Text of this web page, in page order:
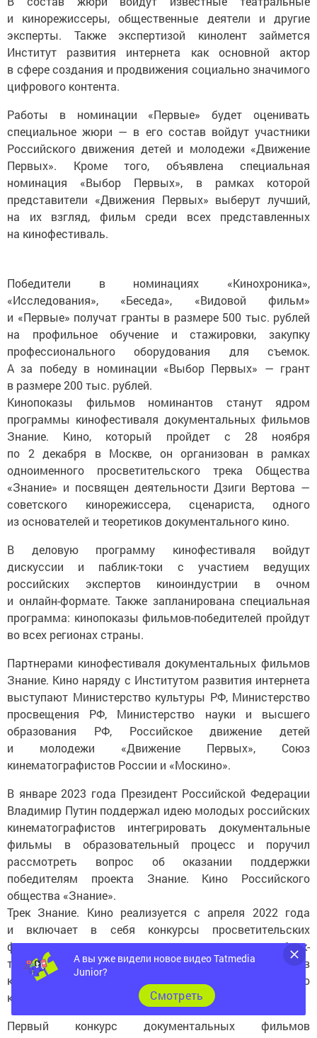
и кинорежиссеры, общественные деятели и другие
эксперты. Также экспертизой кинолент займется
Институт развития интернета как основной актор
в сфере создания и продвижения социально значимого
цифрового контента.
специальное жюри — в его состав войдут участники
Российского движения детей и молодежи «Движение
Первых». Кроме того, объявлена специальная
номинация «Выбор Первых», в рамках которой
представители «Движения Первых» выберут лучший,
на их взгляд, фильм среди всех представленных
на кинофестиваль.
«Исследования», «Беседа», «Видовой фильм»
и «Первые» получат гранты в размере 500 тыс. рублей
на профильное обучение и стажировки, закупку
профессионального оборудования для съемок.
А за победу в номинации «Выбор Первых» — грант
в размере 200 тыс. рублей.
Кинопоказы фильмов номинантов станут ядром
программы кинофестиваля документальных фильмов
Знание. Кино, который пройдет с 28 ноября
по 2 декабря в Москве, он организован в рамках
одноименного просветительского трека Общества
«Знание» и посвящен деятельности Дзиги Вертова —
советского кинорежиссера, сценариста, одного
из основателей и теоретиков документального кино.
дискуссии и паблик-токи с участием ведущих
российских экспертов киноиндустрии в очном
и онлайн-формате. Также запланирована специальная
программа: кинопоказы фильмов-победителей пройдут
во всех регионах страны.
Знание. Кино наряду с Институтом развития интернета
выступают Министерство культуры РФ, Министерство
просвещения РФ, Министерство науки и высшего
образования РФ, Российское движение детей
и молодежи «Движение Первых», Союз
кинематографистов России и «Москино».
Владимир Путин поддержал идею молодых российских
кинематографистов интегрировать документальные
фильмы в образовательный процесс и поручил
рассмотреть вопрос об оказании поддержки
победителям проекта Знание. Кино Российского
общества «Знание».
Трек Знание. Кино реализуется с апреля 2022 года
и включает в себя конкурсы просветительских
фильмов, кинопоказы и премьеры, дискуссии и паблик-
токи с участием ведущих российских экспертов
киноиндустрии, презентации школ документального
кино и создание киноклубов.
Первый конкурс документальных фильмов
Российского общества «Знание» состоялся в 2022 году,
А вы уже видели новое видео Tatmedia
Junior?
Cмотреть